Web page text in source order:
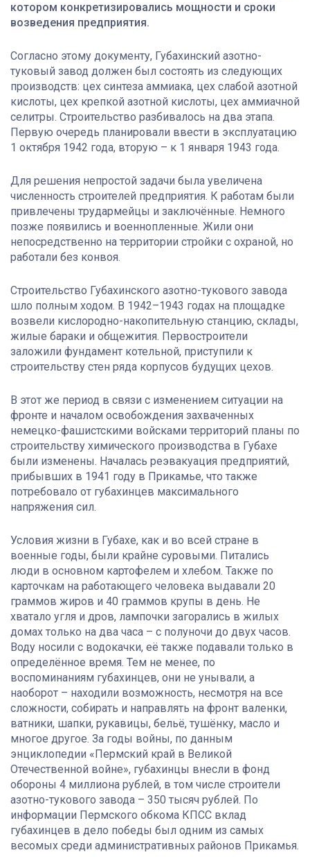
котором конкретизировались мощности и сроки
возведения предприятия.
Согласно этому документу, Губахинский азотно-
туковый завод должен был состоять из следующих
производств: цех синтеза аммиака, цех слабой азотной
кислоты, цех крепкой азотной кислоты, цех аммиачной
селитры. Строительство разбивалось на два этапа.
Первую очередь планировали ввести в эксплуатацию
1 октября 1942 года, вторую – к 1 января 1943 года.
Для решения непростой задачи была увеличена
численность строителей предприятия. К работам были
привлечены трудармейцы и заключённые. Немного
позже появились и военнопленные. Жили они
непосредственно на территории стройки с охраной, но
работали без конвоя.
Строительство Губахинского азотно-тукового завода
шло полным ходом. В 1942–1943 годах на площадке
возвели кислородно-накопительную станцию, склады,
жилые бараки и общежития. Первостроители
заложили фундамент котельной, приступили к
строительству стен ряда корпусов будущих цехов.
В этот же период в связи с изменением ситуации на
фронте и началом освобождения захваченных
немецко-фашистскими войсками территорий планы по
строительству химического производства в Губахе
были изменены. Началась реэвакуация предприятий,
прибывших в 1941 году в Прикамье, что также
потребовало от губахинцев максимального
напряжения сил.
Условия жизни в Губахе, как и во всей стране в
военные годы, были крайне суровыми. Питались
люди в основном картофелем и хлебом. Также по
карточкам на работающего человека выдавали 20
граммов жиров и 40 граммов крупы в день. Не
хватало угля и дров, лампочки загорались в жилых
домах только на два часа – с полуночи до двух часов.
Воду носили с водокачки, её также подавали только в
определённое время. Тем не менее, по
воспоминаниям губахинцев, они не унывали, а
наоборот – находили возможность, несмотря на все
сложности, собирать и направлять на фронт валенки,
ватники, шапки, рукавицы, бельё, тушёнку, масло и
многое другое. За годы войны, по данным
энциклопедии «Пермский край в Великой
Отечественной войне», губахинцы внесли в фонд
обороны 4 миллиона рублей, в том числе строители
азотно-тукового завода – 350 тысяч рублей. По
информации Пермского обкома КПСС вклад
губахинцев в дело победы был одним из самых
весомых среди административных районов Прикамья.